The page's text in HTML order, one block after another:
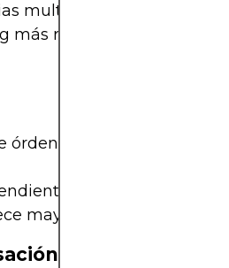
multihilo y multidivisa
más rápido, lo que permite
órdenes pendientes: Buy
adicionales: Buy
mayor flexibilidad para